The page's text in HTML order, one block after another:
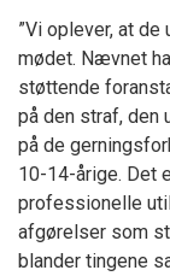
”Vi oplever, at
mødet. Nævnet
støttende
på den straf, den
på de
10-14-årige. Det
professionelle
afgørelser som
blander tingene